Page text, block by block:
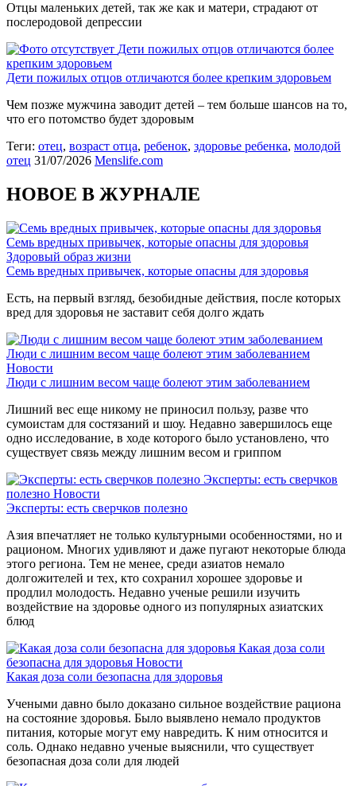
Отцы маленьких детей, так же как и матери, страдают от
послеродовой депрессии
Дети пожилых отцов отличаются более
крепким здоровьем
Дети пожилых отцов отличаются более крепким здоровьем
Чем позже мужчина заводит детей – тем больше шансов на то,
что его потомство будет здоровым
Теги: отец, возраст отца, ребенок, здоровье ребенка, молодой
отец 31/07/2026 Menslife.com
НОВОЕ В ЖУРНАЛЕ
Семь вредных привычек, которые опасны для здоровья
Здоровый образ жизни
Семь вредных привычек, которые опасны для здоровья
Есть, на первый взгляд, безобидные действия, после которых
вред для здоровья не заставит себя долго ждать
Люди с лишним весом чаще болеют этим заболеванием
Новости
Люди с лишним весом чаще болеют этим заболеванием
Лишний вес еще никому не приносил пользу, разве что
сумоистам для состязаний и шоу. Недавно завершилось еще
одно исследование, в ходе которого было установлено, что
существует связь между лишним весом и гриппом
Эксперты: есть сверчков
полезно Новости
Эксперты: есть сверчков полезно
Азия впечатляет не только культурными особенностями, но и
рационом. Многих удивляют и даже пугают некоторые блюда
этого региона. Тем не менее, среди азиатов немало
долгожителей и тех, кто сохранил хорошее здоровье и
продлил молодость. Недавно ученые решили изучить
воздействие на здоровье одного из популярных азиатских
блюд
Какая доза соли
безопасна для здоровья Новости
Какая доза соли безопасна для здоровья
Учеными давно было доказано сильное воздействие рациона
на состояние здоровья. Было выявлено немало продуктов
питания, которые могут ему навредить. К ним относится и
соль. Однако недавно ученые выяснили, что существует
безопасная доза соли для людей